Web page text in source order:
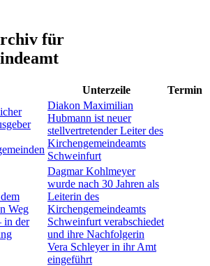
für
Unterzeile Termin
Diakon Maximilian
Hubmann ist neuer
stellvertretender Leiter des
Kirchengemeindeamts
Schweinfurt
Weg
in der
Dagmar Kohlmeyer
wurde nach 30 Jahren als
Leiterin des
Kirchengemeindeamts
Schweinfurt verabschiedet
und ihre Nachfolgerin
Vera Schleyer in ihr Amt
eingeführt